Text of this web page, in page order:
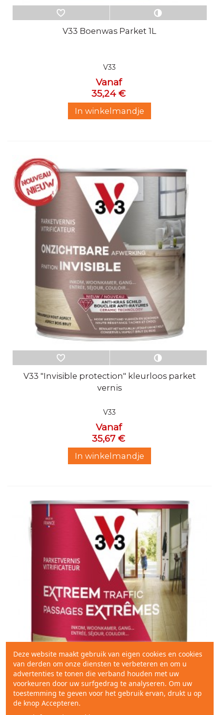
V33 Boenwas Parket 1L
V33
Vanaf
35,24 €
In winkelmandje
V33 "Invisible protection" kleurloos parket
vernis
V33
Vanaf
35,67 €
In winkelmandje
Deze website maakt gebruik van eigen cookies en cookies
van derden om onze diensten te verbeteren en om u
advertenties te tonen die verband houden met uw
voorkeuren door uw surfgedrag te analyseren. Om uw
toestemming te geven voor het gebruik ervan, drukt u op
de knop Accepteren.